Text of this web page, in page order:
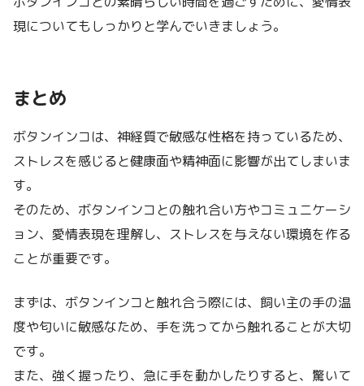
現についてもしっかりと学んでいきましょう。
まとめ
ボタンインコは、神経質で敏感な性格を持っているため、
ストレスを感じると健康面や精神面に影響が出てしまいま
す。
そのため、ボタンインコとの触れ合い方やコミュニケーシ
ョン、愛情表現を理解し、ストレスを与えない環境を作る
ことが重要です。
まずは、ボタンインコと触れ合う際には、飼い主の手の温
度や匂いに敏感なため、手を洗ってから触れることが大切
です。
また、強く握ったり、急に手を動かしたりすると、驚いて